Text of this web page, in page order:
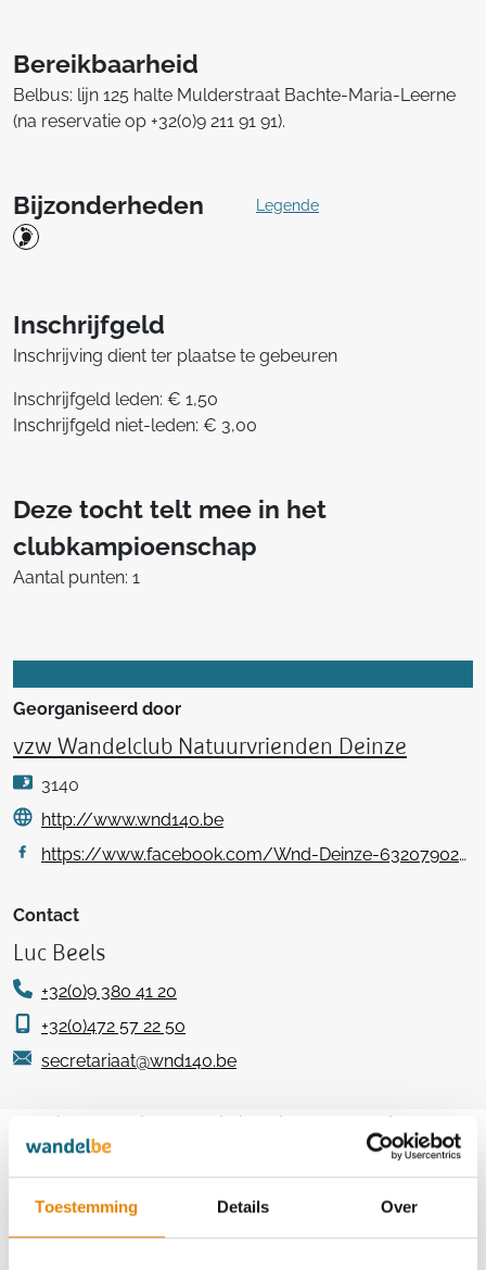
Toestemming Details Over
Bereikbaarheid
Belbus: lijn 125 halte Mulderstraat Bachte-Maria-Leerne
(na reservatie op +32(0)9 211 91 91).
Bijzonderheden Legende
Inschrijfgeld
Inschrijving dient ter plaatse te gebeuren
Inschrijfgeld leden: € 1,50
Inschrijfgeld niet-leden: € 3,00
Deze tocht telt mee in het
clubkampioenschap
Aantal punten: 1
Georganiseerd door
vzw Wandelclub Natuurvrienden Deinze
3140
http://www.wnd140.be
https://www.facebook.com/Wnd-Deinze-632079026860259
Contact
Luc Beels
+32(0)9 380 41 20
+32(0)472 57 22 50
secretariaat@wnd140.be
Aankomende wandeltochten van deze